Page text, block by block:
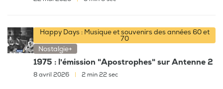
Happy Days : Musique et souvenirs des années 60 et
70
Nostalgie+
1975 : l'émission "Apostrophes" sur Antenne 2
8 avril 2026 | 2 min 22 sec